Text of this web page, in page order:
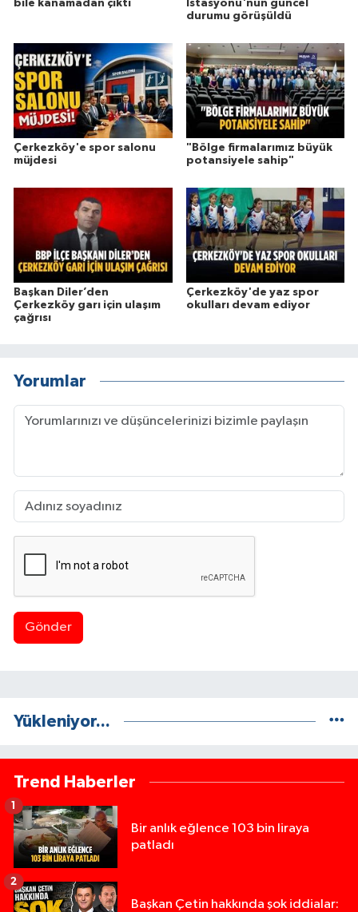
bile kanamadan çıktı
İstasyonu'nun güncel
durumu görüşüldü
Çerkezköy'e spor salonu
müjdesi
"Bölge firmalarımız büyük
potansiyele sahip"
Başkan Diler’den
Çerkezköy garı için ulaşım
çağrısı
Çerkezköy'de yaz spor
okulları devam ediyor
Yorumlar
Gönder
Yükleniyor...
Trend Haberler
Bir anlık eğlence 103 bin liraya
patladı
1
Başkan Çetin hakkında şok iddialar:
2